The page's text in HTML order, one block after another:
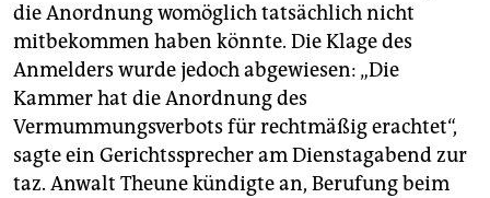
die Anordnung womöglich tatsächlich nicht
mitbekommen haben könnte. Die Klage des
Anmelders wurde jedoch abgewiesen: „Die
Kammer hat die Anordnung des
Vermummungsverbots für rechtmäßig erachtet“,
sagte ein Gerichtssprecher am Dienstagabend zur
taz. Anwalt Theune kündigte an, Berufung beim